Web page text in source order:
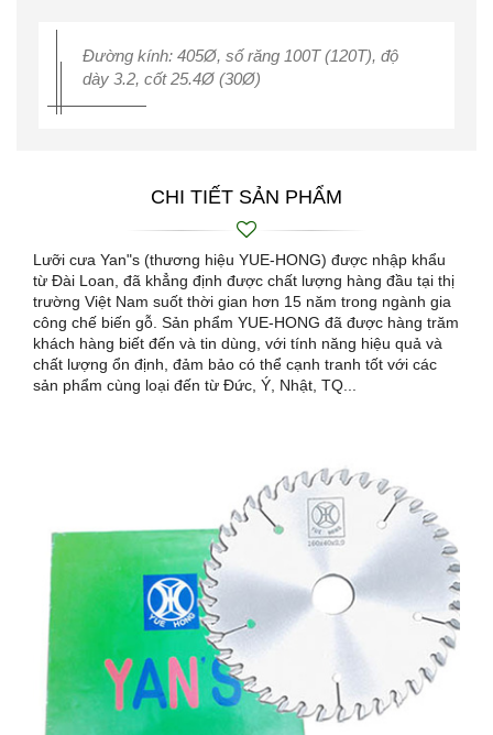
Đường kính: 405Ø, số răng 100T (120T), độ
dày 3.2, cốt 25.4Ø (30Ø)
CHI TIẾT SẢN PHẨM
Lưỡi cưa Yan"s (thương hiệu YUE-HONG) được nhập khẩu
từ Đài Loan, đã khẳng định được chất lượng hàng đầu tại thị
trường Việt Nam suốt thời gian hơn 15 năm trong ngành gia
công chế biến gỗ. Sản phẩm YUE-HONG đã được hàng trăm
khách hàng biết đến và tin dùng, với tính năng hiệu quả và
chất lượng ổn định, đảm bảo có thể cạnh tranh tốt với các
sản phẩm cùng loại đến từ Đức, Ý, Nhật, TQ...